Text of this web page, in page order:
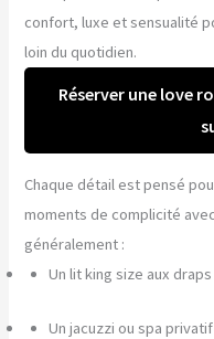
confort, luxe et sensualité
loin du quotidien.
Réserver une love
Chaque détail est pensé
moments de complicité
généralement :
Un lit king size aux
Un jacuzzi ou spa privatif